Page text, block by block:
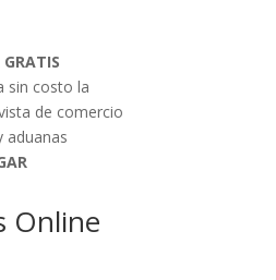
GRATIS
sin costo la
de comercio
aduanas
Online